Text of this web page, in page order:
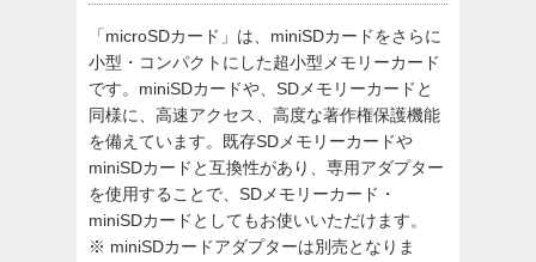
「microSDカード」は、miniSDカードをさらに
小型・コンパクトにした超小型メモリーカード
です。miniSDカードや、SDメモリーカードと
同様に、高速アクセス、高度な著作権保護機能
を備えています。既存SDメモリーカードや
miniSDカードと互換性があり、専用アダプター
を使用することで、SDメモリーカード・
miniSDカードとしてもお使いいただけます。
※ miniSDカードアダプターは別売となりま